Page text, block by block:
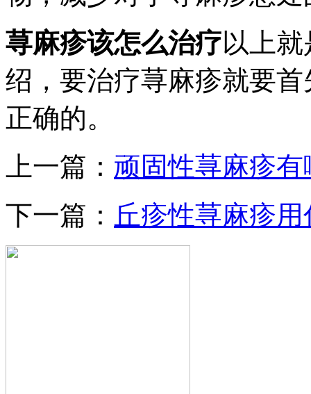
荨麻疹该怎么治疗以上
绍，要治疗荨麻疹就要
正确的。
上一篇： 顽固性荨麻疹
下一篇： 丘疹性荨麻疹